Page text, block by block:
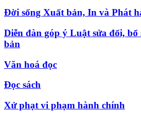
Đời sống Xuất bản, In và Phát
Diễn đàn góp ý Luật sửa đổi,
bản
Văn hoá đọc
Đọc sách
Xử phạt vi phạm hành chính